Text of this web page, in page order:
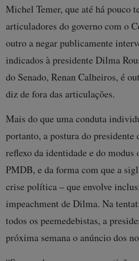
Michel Temer, que até há pouco
articuladores do governo com o
outro a negar publicamente
indicados à presidente Dilma
do Senado, Renan Calheiros, é
diz de fora das articulações.
Mais do que uma conduta
portanto, a postura do presidente
reflexo da identidade e do modus
PMDB, e da forma com que a
crise política – que envolve
impeachment de Dilma. Na
todos os peemedebistas, a
próxima semana o anúncio dos